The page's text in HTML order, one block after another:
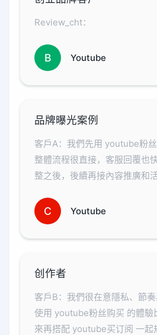
Review_cht：
B Youtube
品牌曝光案例
客戶A：我們先用 youtube粉丝
整體流程很直接，客服回覆也
整之後，後續再接內容推廣和
C Youtube
创作者
客戶B：我們很在意隱私、節
使用 youtube粉丝购买 的體驗
來再搭配 youtube买订阅 一起